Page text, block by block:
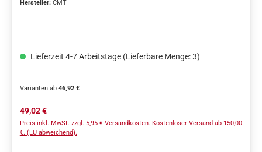
Hersteller: CMT
Lieferzeit 4-7 Arbeitstage (Lieferbare Menge: 3)
Varianten ab46,92 €
Regulärer Preis:
49,02 €
Preis inkl. MwSt. zzgl. 5,95 € Versandkosten. Kostenloser Versand ab 150,00
€. (EU abweichend).